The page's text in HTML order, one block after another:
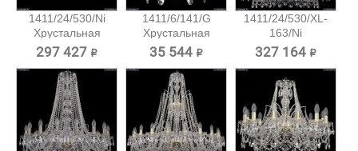
1411/24/530/Ni
Хрустальная
подвесная...
297 427 ₽
1411/6/141/G
Хрустальная
подвесная...
35 544 ₽
1411/24/530/XL-
163/Ni
Хрустальная...
327 164 ₽